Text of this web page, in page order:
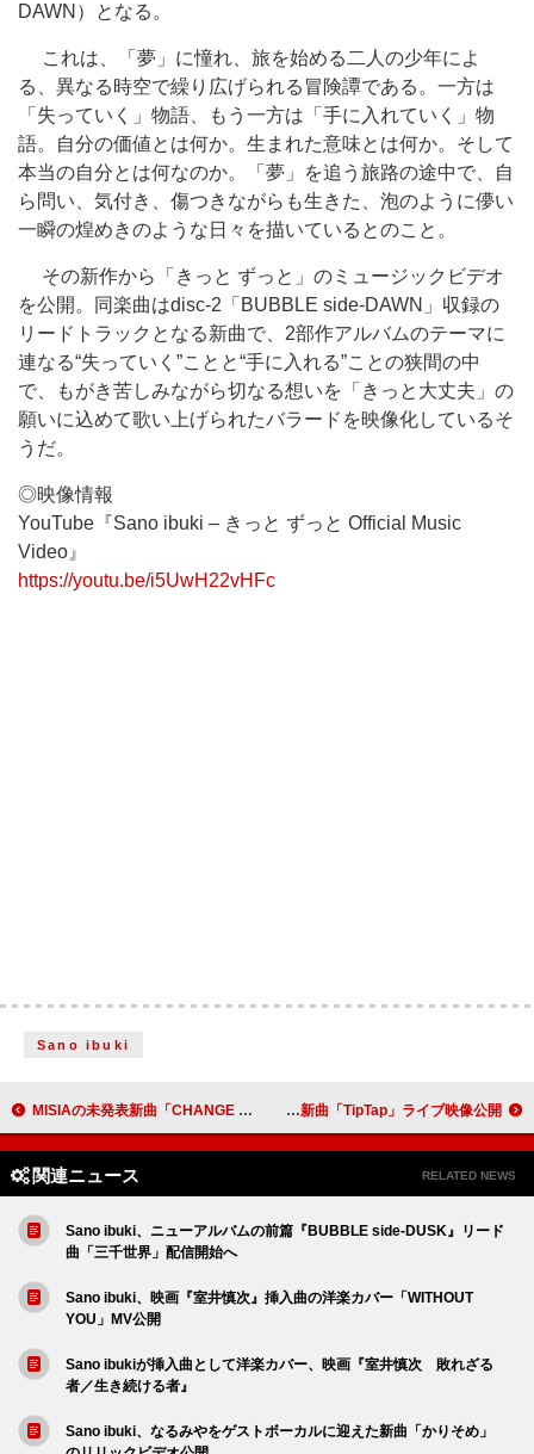
DAWN）となる。
これは、「夢」に憧れ、旅を始める二人の少年によ
る、異なる時空で繰り広げられる冒険譚である。一方は
「失っていく」物語、もう一方は「手に入れていく」物
語。自分の価値とは何か。生まれた意味とは何か。そして
本当の自分とは何なのか。「夢」を追う旅路の途中で、自
ら問い、気付き、傷つきながらも生きた、泡のように儚い
一瞬の煌めきのような日々を描いているとのこと。
その新作から「きっと ずっと」のミュージックビデオ
を公開。同楽曲はdisc-2「BUBBLE side-DAWN」収録の
リードトラックとなる新曲で、2部作アルバムのテーマに
連なる“失っていく”ことと“手に入れる”ことの狭間の中
で、もがき苦しみながら切なる想いを「きっと大丈夫」の
願いに込めて歌い上げられたバラードを映像化しているそ
うだ。
◎映像情報
YouTube『Sano ibuki – きっと ずっと Official Music
Video』
https://youtu.be/i5UwH22vHFc
Sano ibuki
MISIAの未発表新曲「CHANGE MY WORLD」起用＆本人出演、ヤクルト「Y1000」新CM公開 清水美依紗、ソロツアー【Roots】より新曲「TipTap」ライブ映像公開
関連ニュース RELATED NEWS
Sano ibuki、ニューアルバムの前篇『BUBBLE side-DUSK』リード
曲「三千世界」配信開始へ
Sano ibuki、映画『室井慎次』挿入曲の洋楽カバー「WITHOUT
YOU」MV公開
Sano ibukiが挿入曲として洋楽カバー、映画『室井慎次 敗れざる
者／生き続ける者』
Sano ibuki、なるみやをゲストボーカルに迎えた新曲「かりそめ」